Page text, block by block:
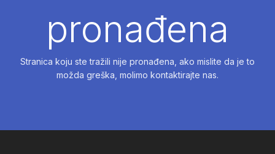
pronađena
Stranica koju ste tražili nije pronađena, ako mislite da je to
možda greška, molimo kontaktirajte nas.